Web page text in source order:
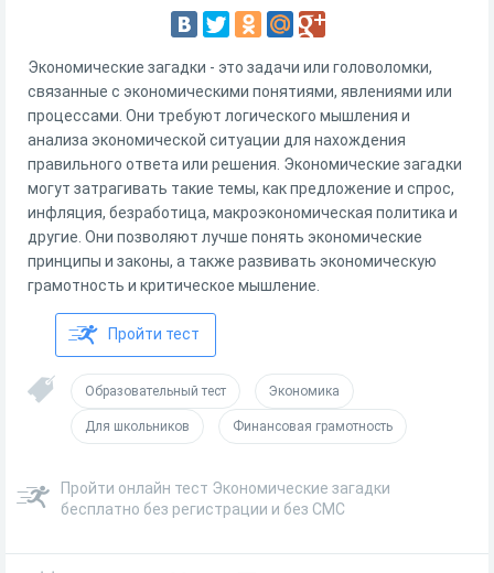
Экономические загадки - это задачи или головоломки,
связанные с экономическими понятиями, явлениями или
процессами. Они требуют логического мышления и
анализа экономической ситуации для нахождения
правильного ответа или решения. Экономические загадки
могут затрагивать такие темы, как предложение и спрос,
инфляция, безработица, макроэкономическая политика и
другие. Они позволяют лучше понять экономические
принципы и законы, а также развивать экономическую
грамотность и критическое мышление.
Пройти тест
Образовательный тест Экономика
Для школьников Финансовая грамотность
Пройти онлайн тест Экономические загадки
бесплатно без регистрации и без СМС